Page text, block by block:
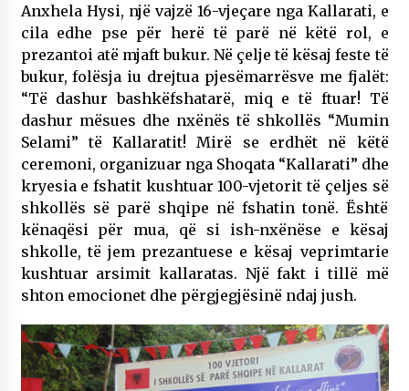
Anxhela Hysi, një vajzë 16-vjeçare nga Kallarati, e
cila edhe pse për herë të parë në këtë rol, e
prezantoi atë mjaft bukur. Në çelje të kësaj feste të
bukur, folësja iu drejtua pjesëmarrësve me fjalët:
“Të dashur bashkëfshatarë, miq e të ftuar! Të
dashur mësues dhe nxënës të shkollës “Mumin
Selami” të Kallaratit! Mirë se erdhët në këtë
ceremoni, organizuar nga Shoqata “Kallarati” dhe
kryesia e fshatit kushtuar 100-vjetorit të çeljes së
shkollës së parë shqipe në fshatin tonë. Është
kënaqësi për mua, që si ish-nxënëse e kësaj
shkolle, të jem prezantuese e kësaj veprimtarie
kushtuar arsimit kallaratas. Një fakt i tillë më
shton emocionet dhe përgjegjësinë ndaj jush.